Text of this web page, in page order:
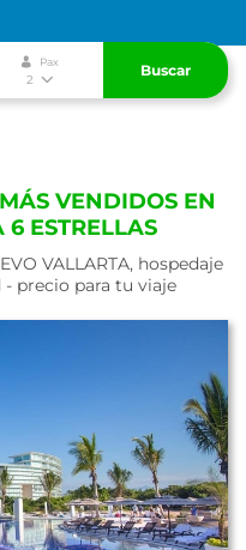
Pax
2
Buscar
VENDIDOS EN
ESTRELLAS
VALLARTA, hospedaje
precio para tu viaje